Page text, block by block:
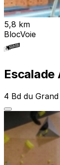
5,8 km
BlocVoie
Escalade
4 Bd du